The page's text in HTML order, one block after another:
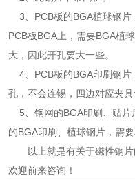
3、PCB板的BGA植球钢片
PCB板BGA上，需要BGA植
大，因此开孔要大一些。
4、PCB板的BGA印刷钢片
孔，不会连锡，四边对应夹
5、钢网的BGA印刷、贴片
的BGA印刷、植球钢片，需要
以上就是有关于磁性钢片
欢迎前来咨询！